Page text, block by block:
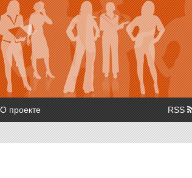
О проекте RSS